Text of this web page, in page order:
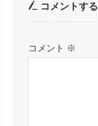
コメントする
コメント ※